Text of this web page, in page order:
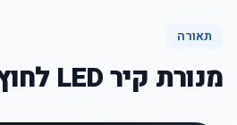
תאורה
מנורת קיר LED לחוץ ופנים